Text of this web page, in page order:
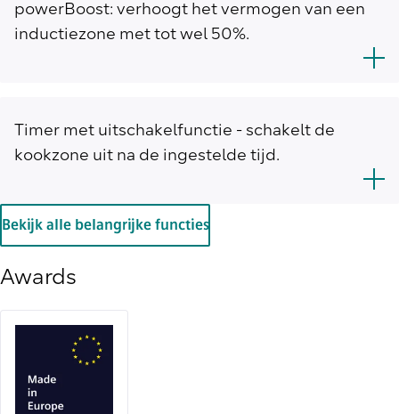
powerBoost: verhoogt het vermogen van een
inductiezone met tot wel 50%.
Timer met uitschakelfunctie - schakelt de
kookzone uit na de ingestelde tijd.
Bekijk alle belangrijke functies
Awards